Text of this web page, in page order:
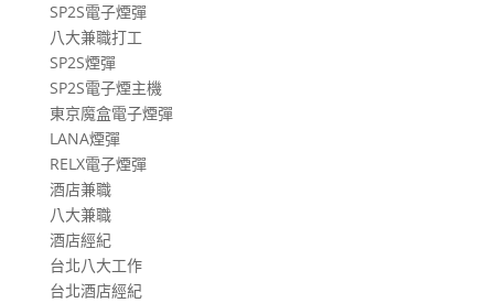
SP2S電子煙彈
八大兼職打工
SP2S煙彈
SP2S電子煙主機
東京魔盒電子煙彈
LANA煙彈
RELX電子煙彈
酒店兼職
八大兼職
酒店經紀
台北八大工作
台北酒店經紀